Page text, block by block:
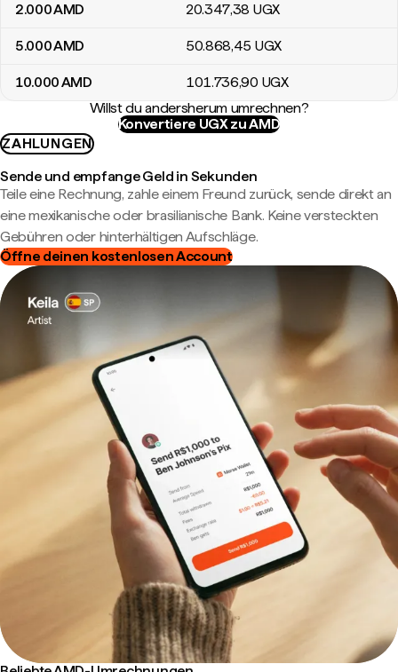
2.000AMD 20.347,38 UGX
5.000AMD 50.868,45 UGX
10.000AMD 101.736,90 UGX
Willst du andersherum umrechnen?
Konvertiere UGX zu AMD
ZAHLUNGEN
Sende und empfange Geld in Sekunden
Teile eine Rechnung, zahle einem Freund zurück, sende direkt an
eine mexikanische oder brasilianische Bank. Keine versteckten
Gebühren oder hinterhältigen Aufschläge.
Öffne deinen kostenlosen Account